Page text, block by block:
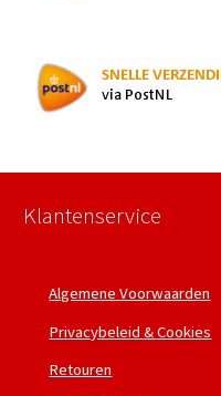
Klantenservice
Algemene Voorwaarden
Privacybeleid & Cookies
Retouren